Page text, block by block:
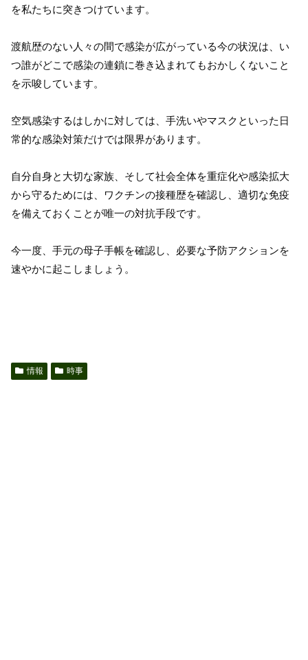
を私たちに突きつけています。
渡航歴のない人々の間で感染が広がっている今の状況は、い
つ誰がどこで感染の連鎖に巻き込まれてもおかしくないこと
を示唆しています。
空気感染するはしかに対しては、手洗いやマスクといった日
常的な感染対策だけでは限界があります。
自分自身と大切な家族、そして社会全体を重症化や感染拡大
から守るためには、ワクチンの接種歴を確認し、適切な免疫
を備えておくことが唯一の対抗手段です。
今一度、手元の母子手帳を確認し、必要な予防アクションを
速やかに起こしましょう。
情報 時事